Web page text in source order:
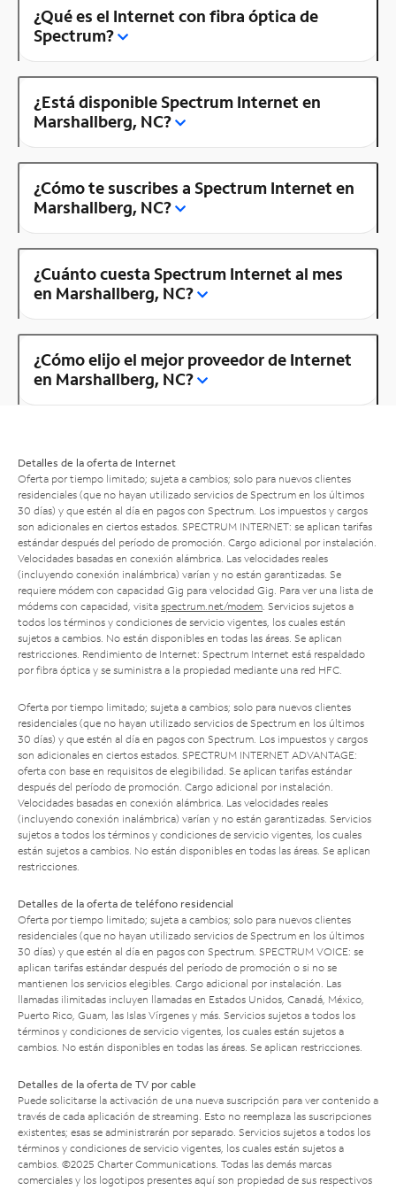
¿Qué es el Internet con fibra óptica de
Spectrum?
¿Está disponible Spectrum Internet en
Marshallberg, NC?
¿Cómo te suscribes a Spectrum Internet en
Marshallberg, NC?
¿Cuánto cuesta Spectrum Internet al mes
en Marshallberg, NC?
¿Cómo elijo el mejor proveedor de Internet
en Marshallberg, NC?
Detalles de la oferta de Internet
Oferta por tiempo limitado; sujeta a cambios; solo para nuevos clientes
residenciales (que no hayan utilizado servicios de Spectrum en los últimos
30 días) y que estén al día en pagos con Spectrum. Los impuestos y cargos
son adicionales en ciertos estados. SPECTRUM INTERNET: se aplican tarifas
estándar después del período de promoción. Cargo adicional por instalación.
Velocidades basadas en conexión alámbrica. Las velocidades reales
(incluyendo conexión inalámbrica) varían y no están garantizadas. Se
requiere módem con capacidad Gig para velocidad Gig. Para ver una lista de
módems con capacidad, visita spectrum.net/modem . Servicios sujetos a
todos los términos y condiciones de servicio vigentes, los cuales están
sujetos a cambios. No están disponibles en todas las áreas. Se aplican
restricciones. Rendimiento de Internet: Spectrum Internet está respaldado
por fibra óptica y se suministra a la propiedad mediante una red HFC.
Oferta por tiempo limitado; sujeta a cambios; solo para nuevos clientes
residenciales (que no hayan utilizado servicios de Spectrum en los últimos
30 días) y que estén al día en pagos con Spectrum. Los impuestos y cargos
son adicionales en ciertos estados. SPECTRUM INTERNET ADVANTAGE:
oferta con base en requisitos de elegibilidad. Se aplican tarifas estándar
después del período de promoción. Cargo adicional por instalación.
Velocidades basadas en conexión alámbrica. Las velocidades reales
(incluyendo conexión inalámbrica) varían y no están garantizadas. Servicios
sujetos a todos los términos y condiciones de servicio vigentes, los cuales
están sujetos a cambios. No están disponibles en todas las áreas. Se aplican
restricciones.
Detalles de la oferta de teléfono residencial
Oferta por tiempo limitado; sujeta a cambios; solo para nuevos clientes
residenciales (que no hayan utilizado servicios de Spectrum en los últimos
30 días) y que estén al día en pagos con Spectrum. SPECTRUM VOICE: se
aplican tarifas estándar después del período de promoción o si no se
mantienen los servicios elegibles. Cargo adicional por instalación. Las
llamadas ilimitadas incluyen llamadas en Estados Unidos, Canadá, México,
Puerto Rico, Guam, las Islas Vírgenes y más. Servicios sujetos a todos los
términos y condiciones de servicio vigentes, los cuales están sujetos a
cambios. No están disponibles en todas las áreas. Se aplican restricciones.
Detalles de la oferta de TV por cable
Puede solicitarse la activación de una nueva suscripción para ver contenido a
través de cada aplicación de streaming. Esto no reemplaza las suscripciones
existentes; esas se administrarán por separado. Servicios sujetos a todos los
términos y condiciones de servicio vigentes, los cuales están sujetos a
cambios. ©2025 Charter Communications. Todas las demás marcas
comerciales y los logotipos presentes aquí son propiedad de sus respectivos